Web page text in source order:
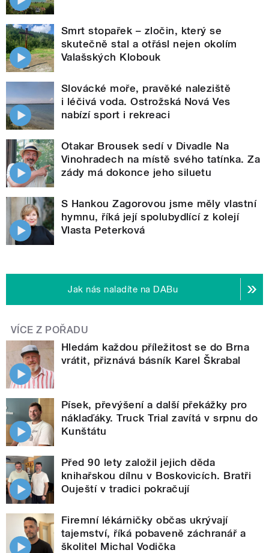
Smrt stopařek – zločin, který se
skutečně stal a otřásl nejen okolím
Valašských Klobouk
Slovácké moře, pravěké naleziště
i léčivá voda. Ostrožská Nová Ves
nabízí sport i rekreaci
Otakar Brousek sedí v Divadle Na
Vinohradech na místě svého tatínka. Za
zády má dokonce jeho siluetu
S Hankou Zagorovou jsme měly vlastní
hymnu, říká její spolubydlící z kolejí
Vlasta Peterková
Jak nás naladíte na DABu
VÍCE Z POŘADU
Hledám každou příležitost se do Brna
vrátit, přiznává básník Karel Škrabal
Písek, převýšení a další překážky pro
náklaďáky. Truck Trial zavítá v srpnu do
Kunštátu
Před 90 lety založil jejich děda
knihařskou dílnu v Boskovicích. Bratři
Ouještí v tradici pokračují
Firemní lékárničky občas ukrývají
tajemství, říká pobaveně záchranář a
školitel Michal Vodička